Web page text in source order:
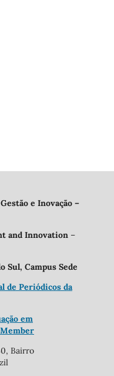
e Inovação –
and Innovation –
Sul, Campus Sede
de Periódicos da
em
Bairro